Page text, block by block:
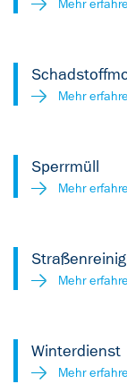
Mehr
Mehr
Sperrmüll
Mehr
Mehr
Winterdienst
Mehr